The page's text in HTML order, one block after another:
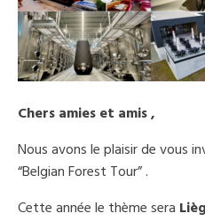
Chers amies et amis ,
Nous avons le plaisir de vous
“Belgian Forest Tour” .
Cette année le thème sera